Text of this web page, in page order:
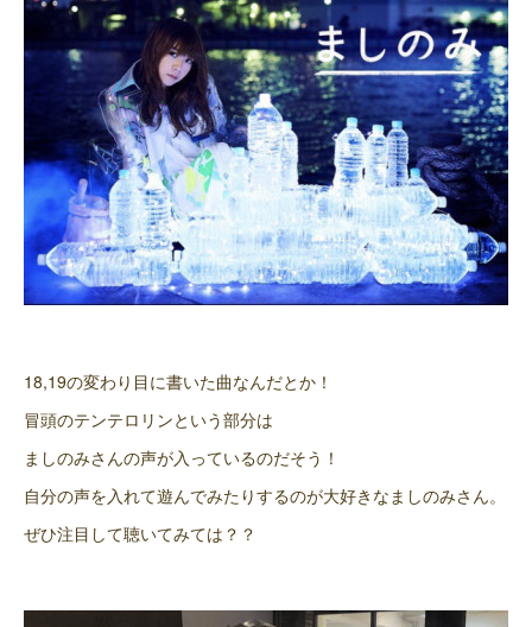
18,19の変わり目に書いた曲なんだとか！
冒頭のテンテロリンという部分は
ましのみさんの声が入っているのだそう！
自分の声を入れて遊んでみたりするのが大好きなましのみさん。
ぜひ注目して聴いてみては？？